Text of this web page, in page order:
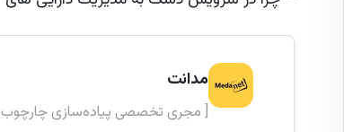
مدانت
[ مجری تخصصی پیاده‌سازی چارچوب ITIL و تحول دیجیتال ]